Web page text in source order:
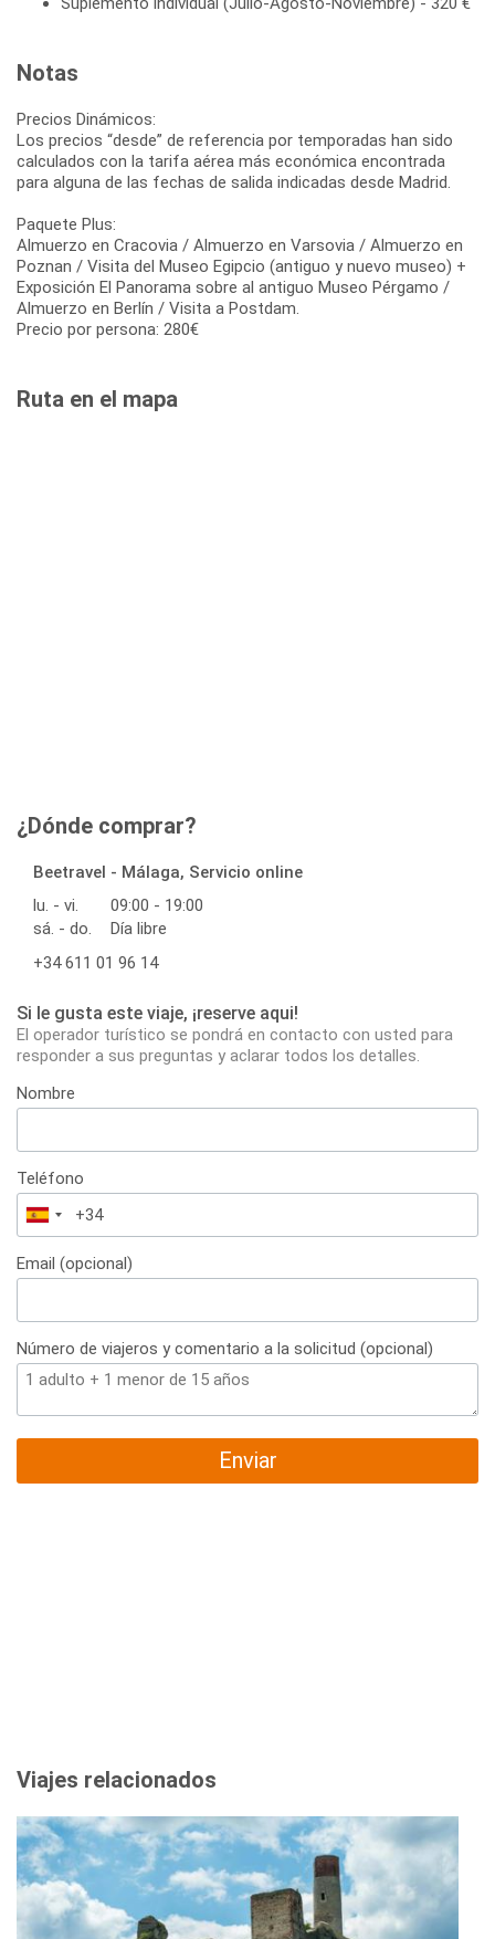
Notas
Precios Dinámicos:
Los precios “desde” de referencia por temporadas han sido
calculados con la tarifa aérea más económica encontrada
para alguna de las fechas de salida indicadas desde Madrid.
Paquete Plus:
Almuerzo en Cracovia / Almuerzo en Varsovia / Almuerzo en
Poznan / Visita del Museo Egipcio (antiguo y nuevo museo) +
Exposición El Panorama sobre al antiguo Museo Pérgamo /
Almuerzo en Berlín / Visita a Postdam.
Precio por persona: 280€
Ruta en el mapa
¿Dónde comprar?
Beetravel - Málaga, Servicio online
lu. - vi.
09:00 - 19:00
sá. - do.
Día libre
+34 611 01 96 14
Si le gusta este viaje, ¡reserve aqui!
El operador turístico se pondrá en contacto con usted para
responder a sus preguntas y aclarar todos los detalles.
Nombre
Teléfono
España
+34
Email (opcional)
Número de viajeros y comentario a la solicitud (opcional)
Enviar
Viajes relacionados